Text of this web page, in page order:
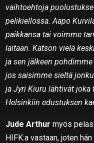
vaihtoehtoja
pelikiellossa. Aapo
paikkansa tai voimme
laitaan. Katson vielä
ja sen jälkeen
jos saisimme sieltä
ja Jyri Kiuru lähtivät joka
Helsinkiin edustuksen
Jude Arthur myös
HIFK:a vastaan, joten